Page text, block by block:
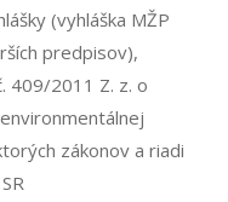
(vyhláška MŽP
predpisov),
409/2011 Z. z. o
zákonov a riadi